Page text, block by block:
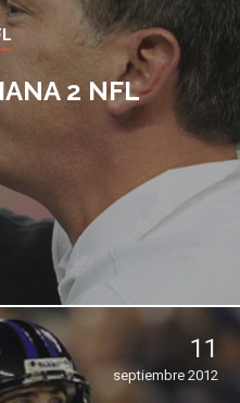
2 NFL
11
septiembre 2012